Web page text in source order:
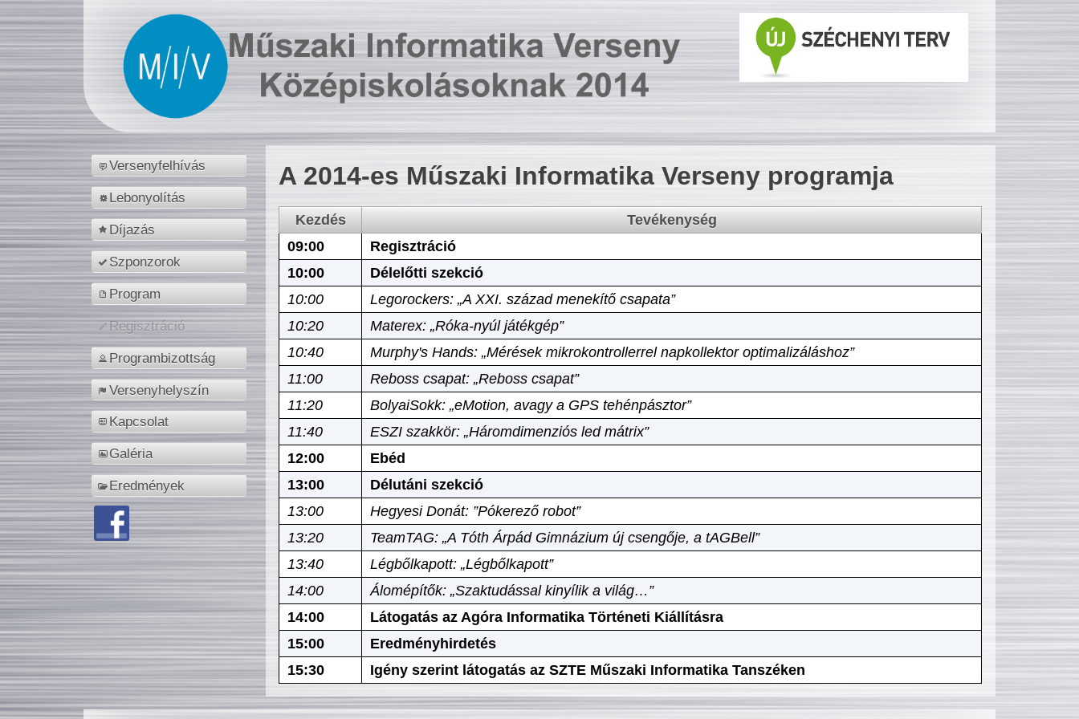
Versenyfelhívás
Lebonyolítás
Díjazás
Szponzorok
Program
Regisztráció
Programbizottság
Versenyhelyszín
Kapcsolat
Galéria
Eredmények
A 2014-es Műszaki Informatika Verseny programja
Kezdés
Tevékenység
09:00
Regisztráció
10:00
Délelőtti szekció
10:00
Legorockers: „A XXI. század menekítő csapata”
10:20
Materex: „Róka-nyúl játékgép”
10:40
Murphy's Hands: „Mérések mikrokontrollerrel napkollektor optimalizáláshoz”
11:00
Reboss csapat: „Reboss csapat”
11:20
BolyaiSokk: „eMotion, avagy a GPS tehénpásztor”
11:40
ESZI szakkör: „Háromdimenziós led mátrix”
12:00
Ebéd
13:00
Délutáni szekció
13:00
Hegyesi Donát: ”Pókerező robot”
13:20
TeamTAG: „A Tóth Árpád Gimnázium új csengője, a tAGBell”
13:40
Légbőlkapott: „Légbőlkapott”
14:00
Álomépítők: „Szaktudással kinyílik a világ…”
14:00
Látogatás az Agóra Informatika Történeti Kiállításra
15:00
Eredményhirdetés
15:30
Igény szerint látogatás az SZTE Műszaki Informatika Tanszéken